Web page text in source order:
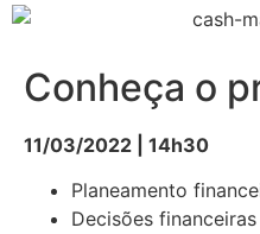
Conheça o
11/03/2022 | 14h30
Planeamento
Decisões financeiras